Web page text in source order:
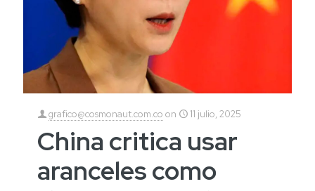
grafico@cosmonaut.com.co on 11 julio, 2025
China critica usar
aranceles como